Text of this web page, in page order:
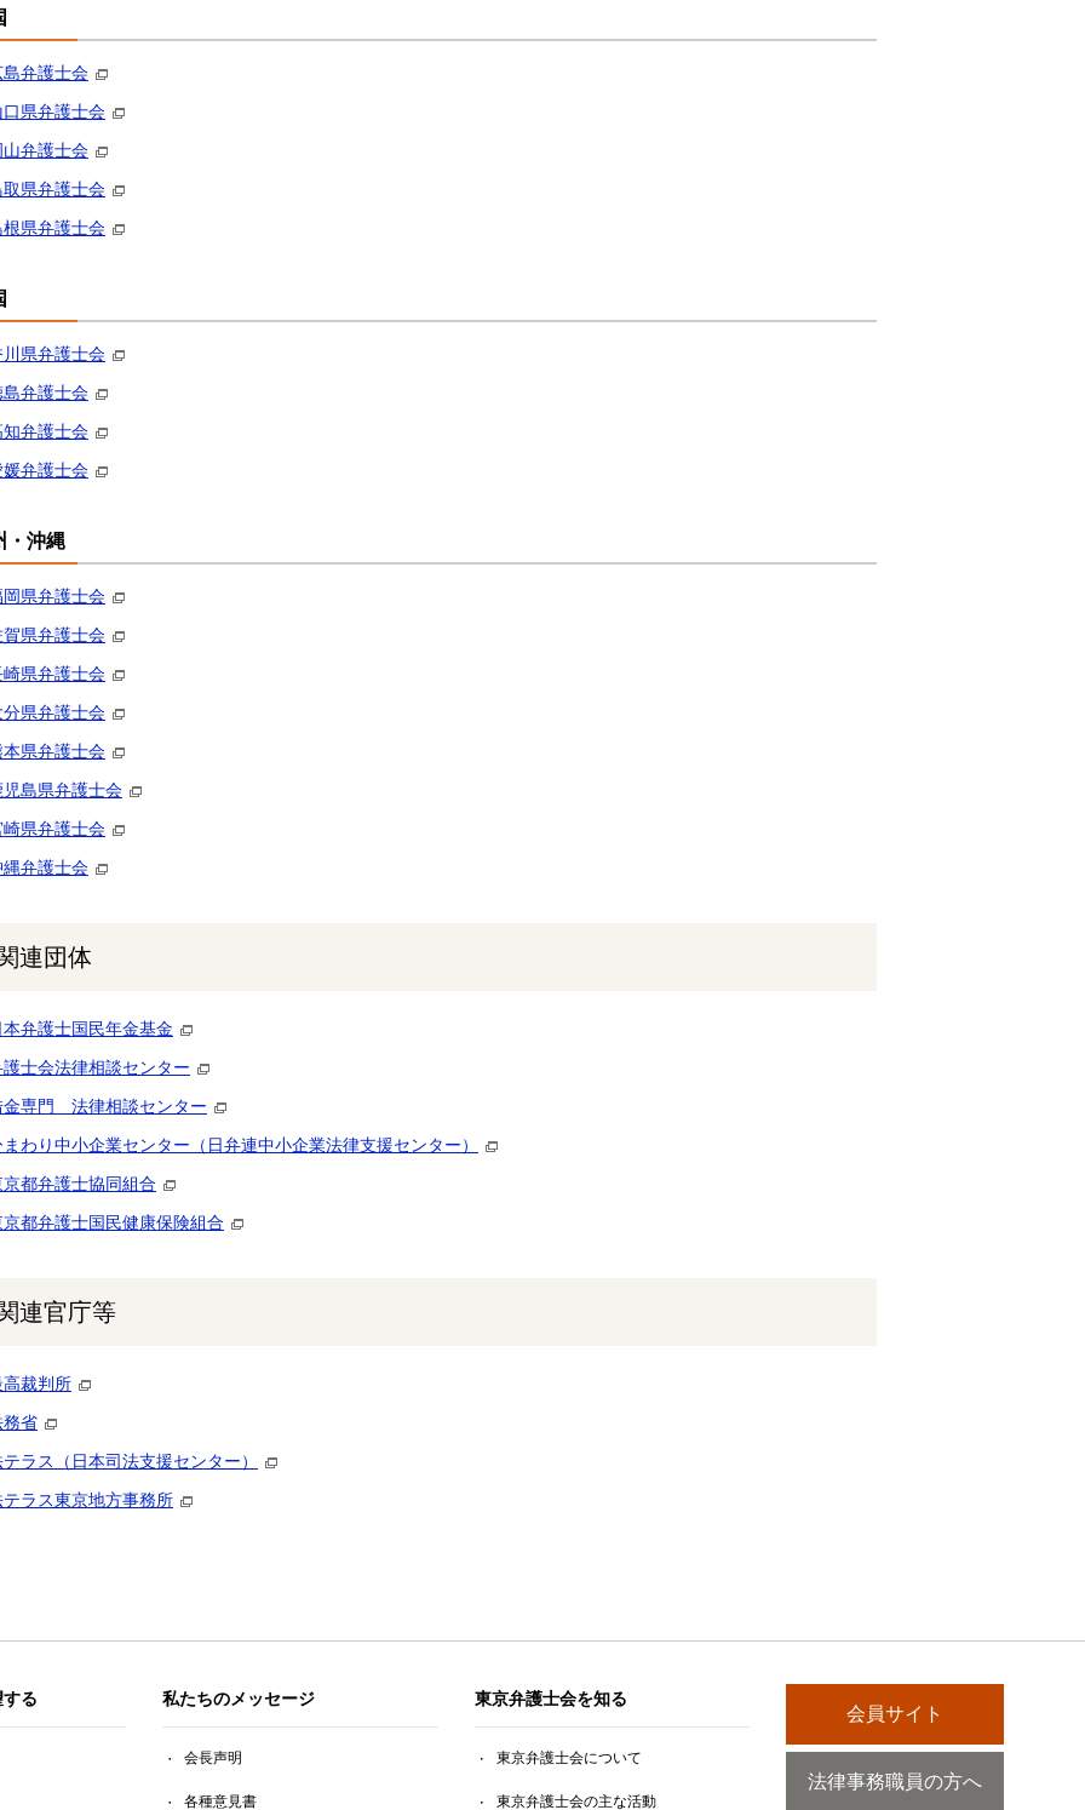
島弁護士会
口県弁護士会
山弁護士会
取県弁護士会
根県弁護士会
川県弁護士会
島弁護士会
知弁護士会
媛弁護士会
・沖縄
岡県弁護士会
賀県弁護士会
崎県弁護士会
分県弁護士会
本県弁護士会
児島県弁護士会
崎県弁護士会
縄弁護士会
連団体
本弁護士国民年金基金
護士会法律相談センター
金専門 法律相談センター
まわり中小企業センター（日弁連中小企業法律支援センター）
京都弁護士協同組合
京都弁護士国民健康保険組合
連官庁等
高裁判所
務省
ラス（日本司法支援センター）
テラス東京地方事務所
る 私たちのメッセージ
会長声明
各種意見書
東京弁護士会を知る
東京弁護士会について
東京弁護士会の主な活動
会員サイト
法律事務職員の方へ